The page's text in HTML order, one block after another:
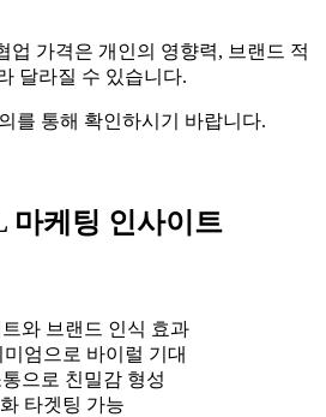
업 가격은 개인의 영향력, 브랜드 적
달라질 수 있습니다.
를 통해 확인하시기 바랍니다.
마케팅 인사이트
와 브랜드 인식 효과
미엄으로 바이럴 기대
으로 친밀감 형성
타겟팅 가능